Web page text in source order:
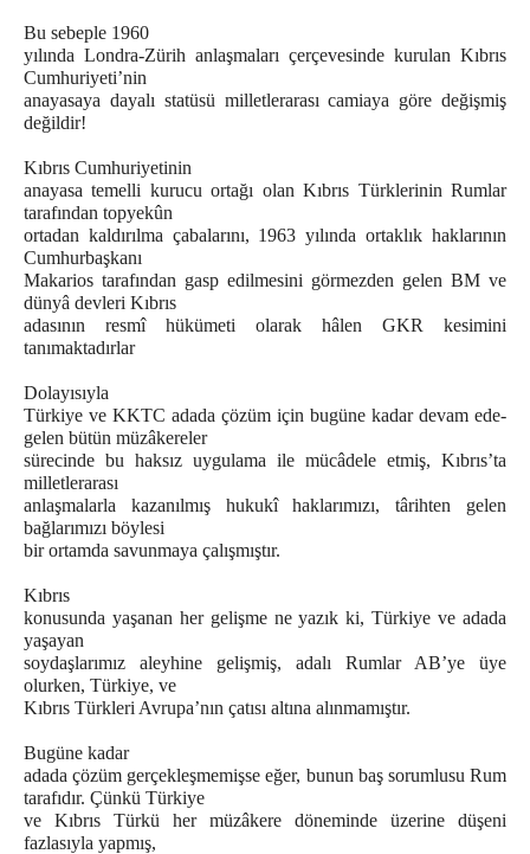
Bu sebeple 1960
yılında Londra-Zürih anlaşmaları çerçevesinde kurulan Kıbrıs
Cumhuriyeti’nin
anayasaya dayalı statüsü milletlerarası camiaya göre değişmiş
değildir!
Kıbrıs Cumhuriyetinin
anayasa temelli kurucu ortağı olan Kıbrıs Türklerinin Rumlar
tarafından topyekûn
ortadan kaldırılma çabalarını, 1963 yılında ortaklık haklarının
Cumhurbaşkanı
Makarios tarafından gasp edilmesini görmezden gelen BM ve
dünyâ devleri Kıbrıs
adasının resmî hükümeti olarak hâlen GKR kesimini
tanımaktadırlar
Dolayısıyla
Türkiye ve KKTC adada çözüm için bugüne kadar devam ede-
gelen bütün müzâkereler
sürecinde bu haksız uygulama ile mücâdele etmiş, Kıbrıs’ta
milletlerarası
anlaşmalarla kazanılmış hukukî haklarımızı, târihten gelen
bağlarımızı böylesi
bir ortamda savunmaya çalışmıştır.
Kıbrıs
konusunda yaşanan her gelişme ne yazık ki, Türkiye ve adada
yaşayan
soydaşlarımız aleyhine gelişmiş, adalı Rumlar AB’ye üye
olurken, Türkiye, ve
Kıbrıs Türkleri Avrupa’nın çatısı altına alınmamıştır.
Bugüne kadar
adada çözüm gerçekleşmemişse eğer, bunun baş sorumlusu Rum
tarafıdır. Çünkü Türkiye
ve Kıbrıs Türkü her müzâkere döneminde üzerine düşeni
fazlasıyla yapmış,